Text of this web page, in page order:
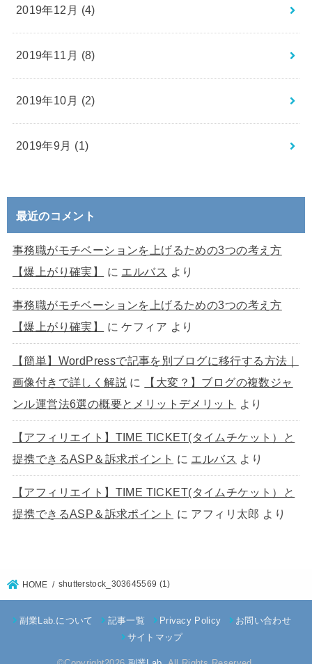
2019年12月 (4)
2019年11月 (8)
2019年10月 (2)
2019年9月 (1)
最近のコメント
事務職がモチベーションを上げるための3つの考え方
【爆上がり確実】
に エルバス より
事務職がモチベーションを上げるための3つの考え方
【爆上がり確実】
にケフィア より
【簡単】WordPressで記事を別ブログに移行する方法｜
画像付きで詳しく解説 に
【大変？】ブログの複数ジャ
ンル運営法6選の概要とメリットデメリット
より
【アフィリエイト】TIME TICKET(タイムチケット）と
提携できるASP＆訴求ポイント に エルバス より
【アフィリエイト】TIME TICKET(タイムチケット）と
提携できるASP＆訴求ポイント に アフィリ太郎 より
HOME shutterstock_303645569 (1)
副業Lab.について 記事一覧 Privacy Policy
お問い合わせ
サイトマップ